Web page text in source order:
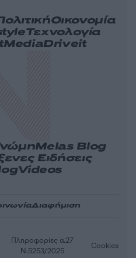
Οικονομία
Τεχνολογία
MediaDriveit
Melas Blog
Ειδήσεις
Videos
Διαφήμιση
Πληροφορίες α.27
Ν.5253/2025
Cookies